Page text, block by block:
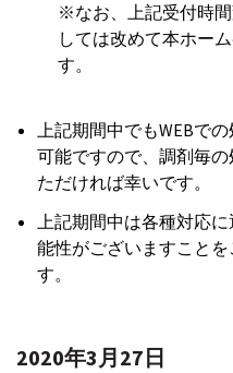
※なお、上記受付時
しては改めて本ホー
す。
上記期間中でもWEBで
可能ですので、調剤毎
ただければ幸いです。
上記期間中は各種対応
能性がございますこと
す。
2020年3月27日